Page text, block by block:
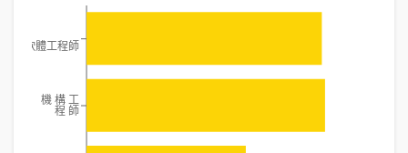
軟體工程師
機 構 工
程 師